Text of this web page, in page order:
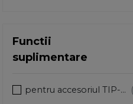
Functii
suplimentare
pentru accesoriul TIP-ON